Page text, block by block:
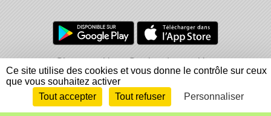
Charte cookies
Gestion des cookies
Informations légales
Signaler un contenu inapproprié
Envie de participer ? Connexion
Ce site utilise des cookies et vous donne le contrôle sur ceux
que vous souhaitez activer
Tout accepter
Tout refuser Personnaliser